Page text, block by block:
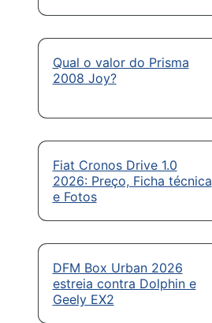
Qual o valor do Prisma
2008 Joy?
Fiat Cronos Drive 1.0
2026: Preço, Ficha técnica
e Fotos
DFM Box Urban 2026
estreia contra Dolphin e
Geely EX2